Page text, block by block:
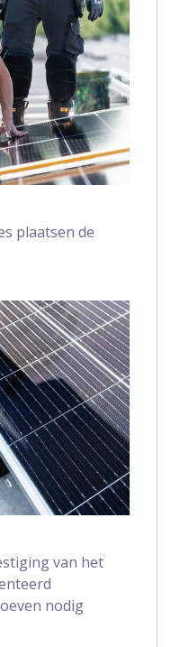
plaatsen de
van het
nodig